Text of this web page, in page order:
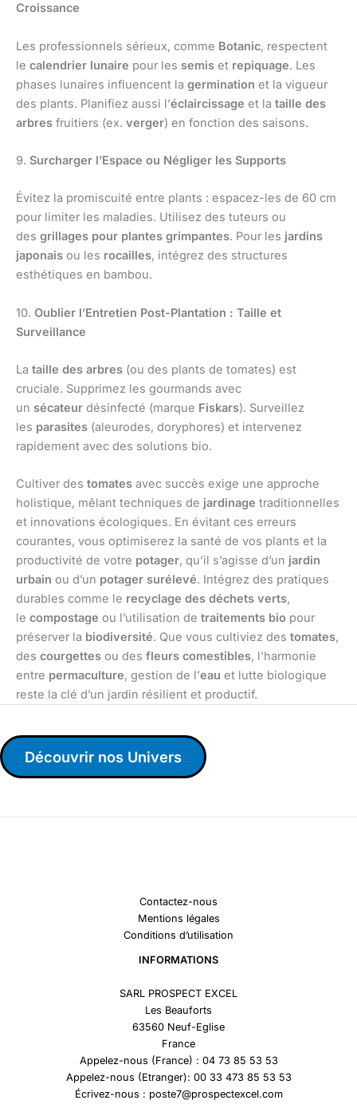
Croissance
Les professionnels sérieux, comme Botanic, respectent
le calendrier lunaire pour les semis et repiquage. Les
phases lunaires influencent la germination et la vigueur
des plants. Planifiez aussi l’éclaircissage et la taille des
arbres fruitiers (ex. verger) en fonction des saisons.
9. Surcharger l’Espace ou Négliger les Supports
Évitez la promiscuité entre plants : espacez-les de 60 cm
pour limiter les maladies. Utilisez des tuteurs ou
des grillages pour plantes grimpantes. Pour les jardins
japonais ou les rocailles, intégrez des structures
esthétiques en bambou.
10. Oublier l’Entretien Post-Plantation : Taille et
Surveillance
La taille des arbres (ou des plants de tomates) est
cruciale. Supprimez les gourmands avec
un sécateur désinfecté (marque Fiskars). Surveillez
les parasites (aleurodes, doryphores) et intervenez
rapidement avec des solutions bio.
Cultiver des tomates avec succès exige une approche
holistique, mêlant techniques de jardinage traditionnelles
et innovations écologiques. En évitant ces erreurs
courantes, vous optimiserez la santé de vos plants et la
productivité de votre potager, qu’il s’agisse d’un jardin
urbain ou d’un potager surélevé. Intégrez des pratiques
durables comme le recyclage des déchets verts,
le compostage ou l’utilisation de traitements bio pour
préserver la biodiversité. Que vous cultiviez des tomates,
des courgettes ou des fleurs comestibles, l’harmonie
entre permaculture, gestion de l’eau et lutte biologique
reste la clé d’un jardin résilient et productif.
Découvrir nos Univers
Contactez-nous
Mentions légales
Conditions d’utilisation
INFORMATIONS
SARL PROSPECT EXCEL
Les Beauforts
63560 Neuf-Eglise
France
Appelez-nous (France) : 04 73 85 53 53
Appelez-nous (Etranger): 00 33 473 85 53 53
Écrivez-nous : poste7@prospectexcel.com